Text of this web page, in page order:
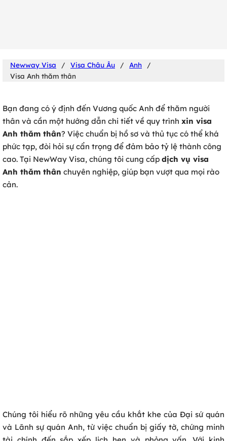
Newway Visa / Visa Châu Âu / Anh
/
Visa Anh thăm thân
Bạn đang có ý định đến Vương quốc Anh để thăm người
thân và cần một hướng dẫn chi tiết về quy trình xin visa
Anh thăm thân? Việc chuẩn bị hồ sơ và thủ tục có thể khá
phức tạp, đòi hỏi sự cẩn trọng để đảm bảo tỷ lệ thành công
cao. Tại NewWay Visa, chúng tôi cung cấp dịch vụ visa
Anh thăm thân chuyên nghiệp, giúp bạn vượt qua mọi rào
cản.
Chúng tôi hiểu rõ những yêu cầu khắt khe của Đại sứ quán
và Lãnh sự quán Anh, từ việc chuẩn bị giấy tờ, chứng minh